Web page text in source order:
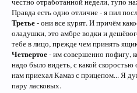
Правда есть одно отличие - я пил
Третье- они все курят. И причём
оладушки, это амбре водки и
тебе в лицо, прежде чем принять
Четвертое- им совершенно пофигу,
надо было видеть, с какой скоростью
нам приехал Камаз с прицепом... Я
пару ласковых.